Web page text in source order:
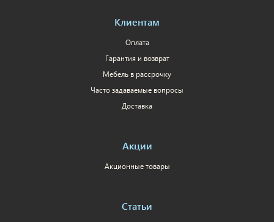
Клиентам
Оплата
Гарантия и возврат
Мебель в рассрочку
Часто задаваемые вопросы
Доставка
Акции
Акционные товары
Статьи